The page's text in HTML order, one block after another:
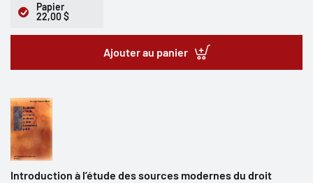
Papier
22,00 $
Ajouter au panier
Introduction à l’étude des sources modernes du droit